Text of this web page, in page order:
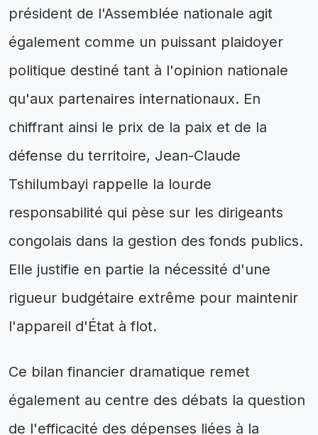
président de l'Assemblée nationale agit
également comme un puissant plaidoyer
politique destiné tant à l'opinion nationale
qu'aux partenaires internationaux. En
chiffrant ainsi le prix de la paix et de la
défense du territoire, Jean-Claude
Tshilumbayi rappelle la lourde
responsabilité qui pèse sur les dirigeants
congolais dans la gestion des fonds publics.
Elle justifie en partie la nécessité d'une
rigueur budgétaire extrême pour maintenir
l'appareil d'État à flot.
Ce bilan financier dramatique remet
également au centre des débats la question
de l'efficacité des dépenses liées à la